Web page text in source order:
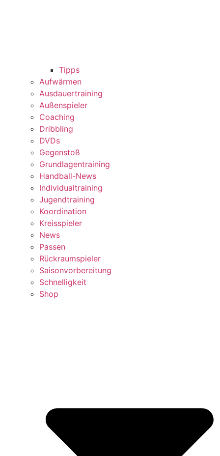
Tipps
Aufwärmen
Ausdauertraining
Außenspieler
Coaching
Dribbling
DVDs
Gegenstoß
Grundlagentraining
Handball-News
Individualtraining
Jugendtraining
Koordination
Kreisspieler
News
Passen
Rückraumspieler
Saisonvorbereitung
Schnelligkeit
Shop